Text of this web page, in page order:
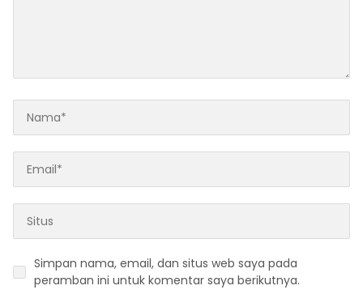
Simpan nama, email, dan situs web saya pada
peramban ini untuk komentar saya berikutnya.